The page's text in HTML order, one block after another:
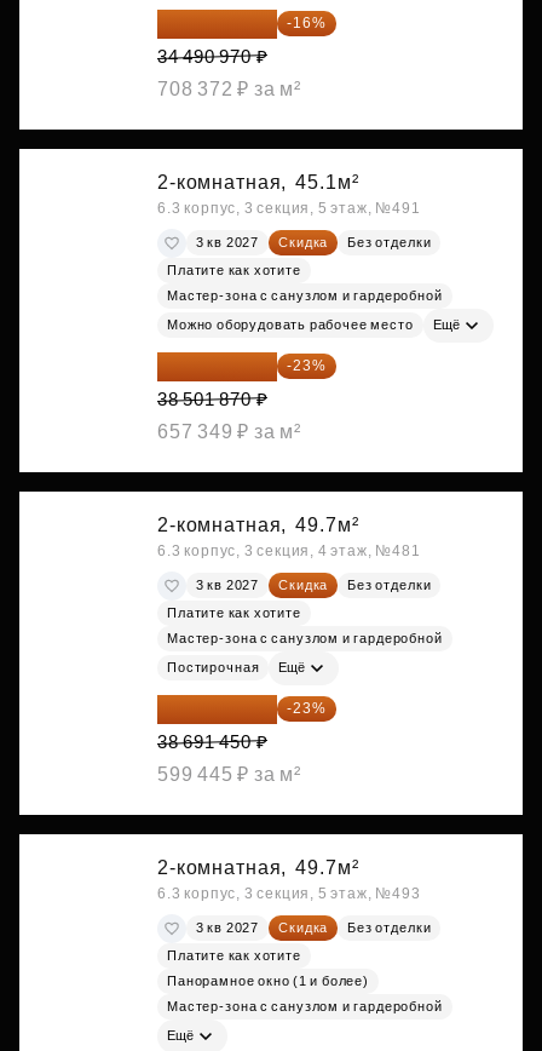
28 972 415 ₽ -16%
34 490 970 ₽
708 372 ₽ за м²
2-комнатная, 45.1м²
6.3 корпус, 3 секция, 5 этаж, №491
3 кв 2027 Скидка
Без отделки
Платите как хотите
Мастер-зона с санузлом и гардеробной
Можно оборудовать рабочее место Ещё
29 646 440 ₽ -23%
38 501 870 ₽
657 349 ₽ за м²
2-комнатная, 49.7м²
6.3 корпус, 3 секция, 4 этаж, №481
3 кв 2027 Скидка
Без отделки
Платите как хотите
Мастер-зона с санузлом и гардеробной
Постирочная Ещё
29 792 417 ₽ -23%
38 691 450 ₽
599 445 ₽ за м²
2-комнатная, 49.7м²
6.3 корпус, 3 секция, 5 этаж, №493
3 кв 2027 Скидка
Без отделки
Платите как хотите
Панорамное окно (1 и более)
Мастер-зона с санузлом и гардеробной
Ещё